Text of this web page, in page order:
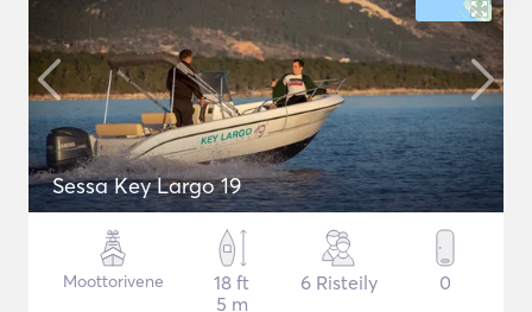
Sessa Key Largo 19
Moottorivene
18 ft
5 m
6 Risteily 0